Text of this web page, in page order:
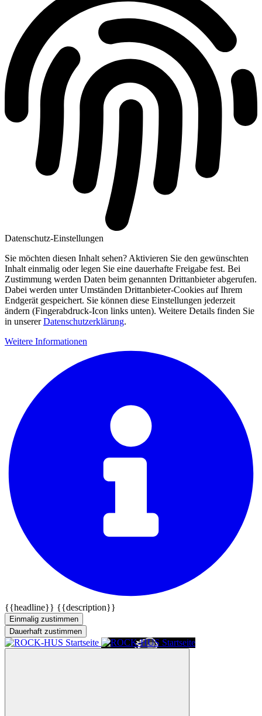
Datenschutz-Einstellungen
Sie möchten diesen Inhalt sehen? Aktivieren Sie den gewünschten
Inhalt einmalig oder legen Sie eine dauerhafte Freigabe fest. Bei
Zustimmung werden Daten beim genannten Drittanbieter abgerufen.
Dabei werden unter Umständen Drittanbieter-Cookies auf Ihrem
Endgerät gespeichert. Sie können diese Einstellungen jederzeit
ändern (Fingerabdruck-Icon links unten). Weitere Details finden Sie
in unsererDatenschutzerklärung.
Weitere Informationen
{{headline}} {{description}}
Einmalig zustimmen
Dauerhaft zustimmen